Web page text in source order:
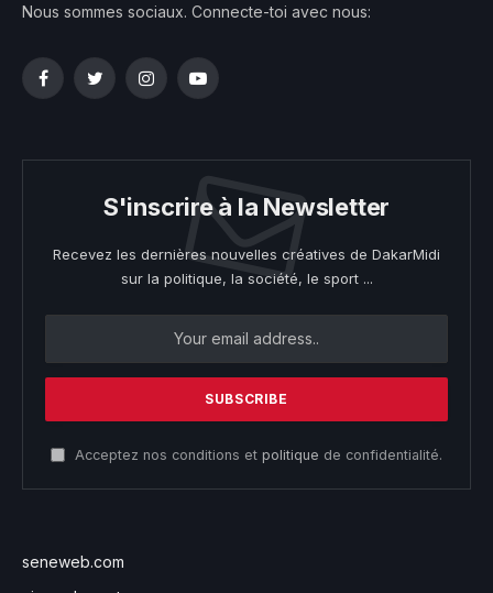
Nous sommes sociaux. Connecte-toi avec nous:
FacebookTwitterInstagramYouTube
S'inscrire à la Newsletter
Recevez les dernières nouvelles créatives de DakarMidi
sur la politique, la société, le sport ...
Acceptez nos conditions et politique de confidentialité.
seneweb.com